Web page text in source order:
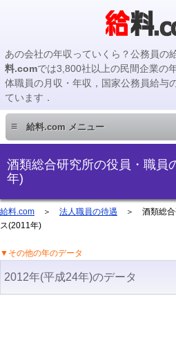
あの会社の年収っていくら？公務員の
料.comでは3,800社以上の民間企業の
体職員の月収・年収，国家公務員給与
ています．
≡ 給料.com メニュー
民間企業編
地方公務員編
地方公務員給料検索
主要企業の年収検索
酒類総合研究所の役員・職員
年)
給料.com ＞ 法人職員の待遇 ＞ 酒類総合
ス(2011年)
▼その他の年のデータ
2012年(平成24年)のデータ